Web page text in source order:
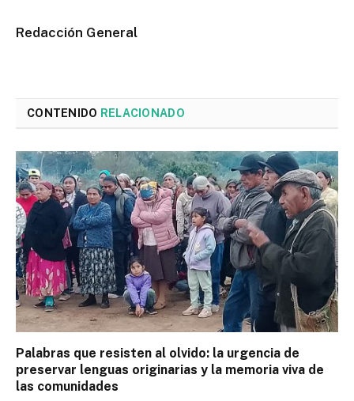
Redacción General
CONTENIDO RELACIONADO
Palabras que resisten al olvido: la urgencia de
preservar lenguas originarias y la memoria viva de
las comunidades